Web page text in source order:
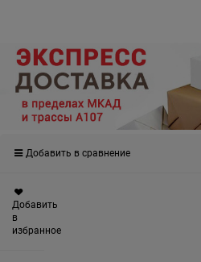
Добавить в сравнение
Добавить
в
избранное